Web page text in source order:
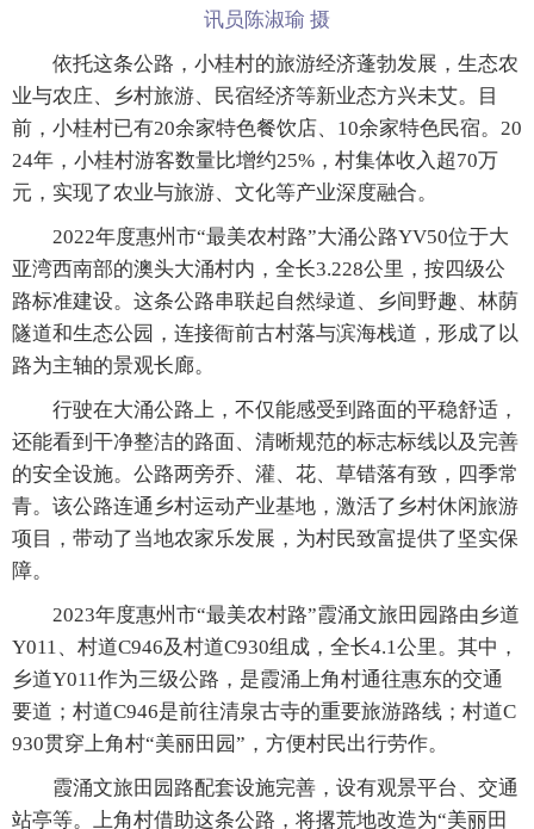
讯员陈淑瑜 摄
依托这条公路，小桂村的旅游经济蓬勃发展，生态农
业与农庄、乡村旅游、民宿经济等新业态方兴未艾。目
前，小桂村已有20余家特色餐饮店、10余家特色民宿。20
24年，小桂村游客数量比增约25%，村集体收入超70万
元，实现了农业与旅游、文化等产业深度融合。
2022年度惠州市“最美农村路”大涌公路YV50位于大
亚湾西南部的澳头大涌村内，全长3.228公里，按四级公
路标准建设。这条公路串联起自然绿道、乡间野趣、林荫
隧道和生态公园，连接衙前古村落与滨海栈道，形成了以
路为主轴的景观长廊。
行驶在大涌公路上，不仅能感受到路面的平稳舒适，
还能看到干净整洁的路面、清晰规范的标志标线以及完善
的安全设施。公路两旁乔、灌、花、草错落有致，四季常
青。该公路连通乡村运动产业基地，激活了乡村休闲旅游
项目，带动了当地农家乐发展，为村民致富提供了坚实保
障。
2023年度惠州市“最美农村路”霞涌文旅田园路由乡道
Y011、村道C946及村道C930组成，全长4.1公里。其中，
乡道Y011作为三级公路，是霞涌上角村通往惠东的交通
要道；村道C946是前往清泉古寺的重要旅游路线；村道C
930贯穿上角村“美丽田园”，方便村民出行劳作。
霞涌文旅田园路配套设施完善，设有观景平台、交通
站亭等。上角村借助这条公路，将撂荒地改造为“美丽田